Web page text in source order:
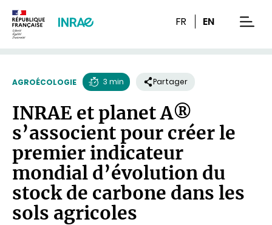
FR EN
AGROÉCOLOGIE
de
lecture
3 min Partager
INRAE et planet A®
s’associent pour créer le
premier indicateur
mondial d’évolution du
stock de carbone dans les
sols agricoles